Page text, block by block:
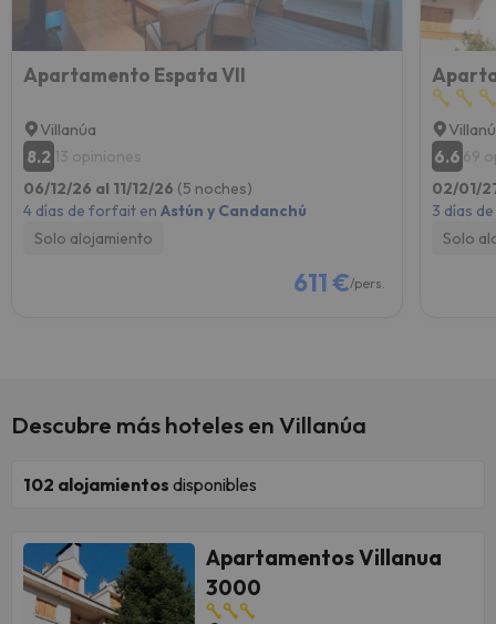
Apartamento Espata VII
Villanúa
8.2 13 opiniones
06/12/26 al 11/12/26 (5 noches)
4 días de forfait en Astún y Candanchú
Solo alojamiento
611 €/pers.
6.6 69
02/01/
3 días
Solo
Descubre más hoteles en Villanúa
102 alojamientos disponibles
Apartamentos Villanua
3000